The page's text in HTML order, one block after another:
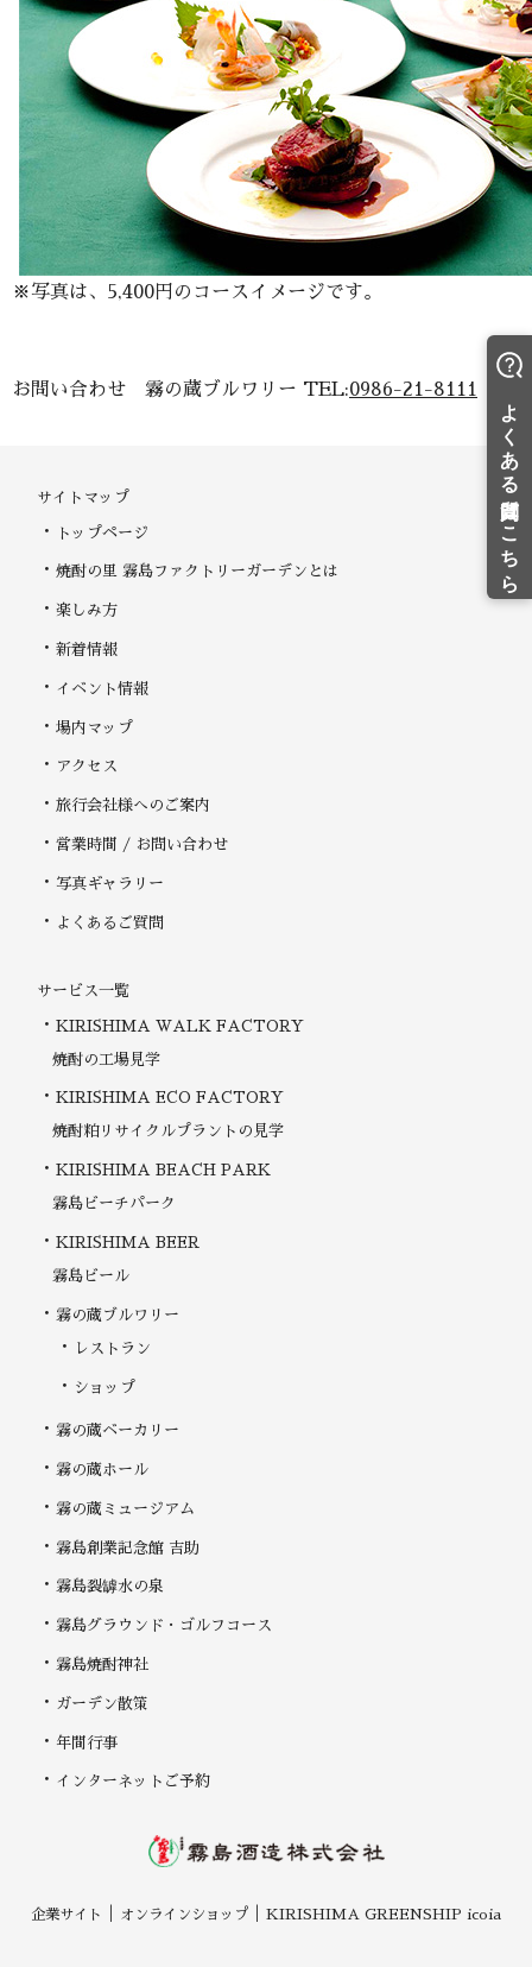
※写真は、5,400円のコースイメージです。
お問い合わせ 霧の蔵ブルワリー TEL:0986-21-8111
サイトマップ
トップページ
焼酎の里 霧島ファクトリーガーデンとは
楽しみ方
新着情報
イベント情報
場内マップ
アクセス
旅行会社様へのご案内
営業時間 / お問い合わせ
写真ギャラリー
よくあるご質問
サービス一覧
KIRISHIMA WALK FACTORY
焼酎の工場見学
KIRISHIMA ECO FACTORY
焼酎粕リサイクルプラントの見学
KIRISHIMA BEACH PARK
霧島ビーチパーク
KIRISHIMA BEER
霧島ビール
霧の蔵ブルワリー
レストラン
ショップ
霧の蔵ベーカリー
霧の蔵ホール
霧の蔵ミュージアム
霧島創業記念館 吉助
霧島裂罅水の泉
霧島グラウンド・ゴルフコース
霧島焼酎神社
ガーデン散策
年間行事
インターネットご予約
企業サイト オンラインショップ KIRISHIMA GREENSHIP icoia